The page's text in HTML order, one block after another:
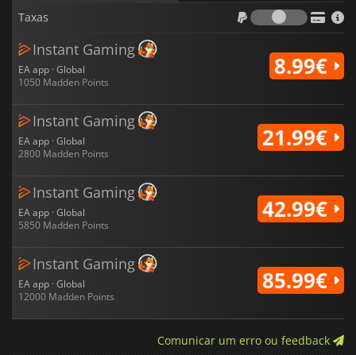
Taxas
Taxas
Instant Gaming
EA app · Global
1050 Madden Points
8.99€
Instant Gaming
EA app · Global
2800 Madden Points
21.99€
Instant Gaming
EA app · Global
5850 Madden Points
42.99€
Instant Gaming
EA app · Global
12000 Madden Points
85.99€
Comunicar um erro ou feedback